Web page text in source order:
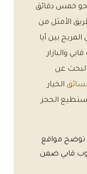
نحو خمس دقائق
الأمثل من
بين آيا
والبازار
البحث عن
الخيار
الحجز